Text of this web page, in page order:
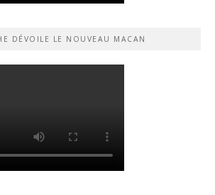
DÉVOILE LE NOUVEAU MACAN